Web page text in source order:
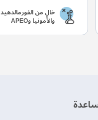
خالٍ من الفورمالدهيد
والأمونيا وAPEO